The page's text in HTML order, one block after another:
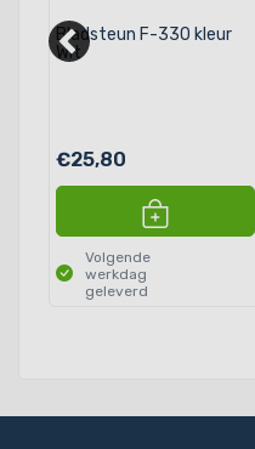
Bladsteun F-330 kleur
Wit
€25,80
Volgende
werkdag
geleverd